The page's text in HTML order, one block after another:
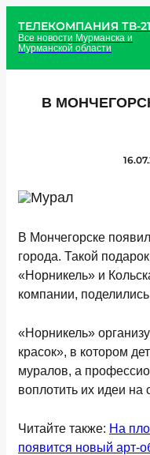
ТЕЛЕКОМПАНИЯ ТВ-21
Все новости Мурманска и
Мурманской области
В
В Мончегорске
города. Такой
«Норникель» и
компании,
«Норникель»
красок», в котором
муралов, а
воплотить их идеи на
Читайте также: На
появится новый арт-